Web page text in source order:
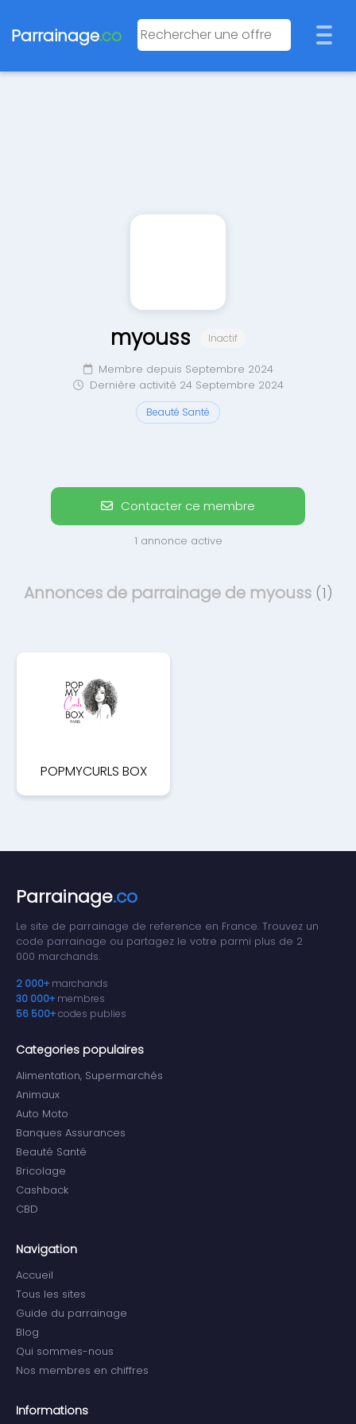
Parrainage.co
myouss Inactif
Membre depuis Septembre 2024
Dernière activité 24 Septembre 2024
Beauté Santé
Contacter ce membre
1 annonce active
Annonces de parrainage de myouss (1)
POPMYCURLS BOX
Parrainage.co
Le site de parrainage de reference en France. Trouvez un
code parrainage ou partagez le votre parmi plus de 2
000 marchands.
2 000+ marchands
30 000+ membres
56 500+codes publies
Categories populaires
Alimentation, Supermarchés
Animaux
Auto Moto
Banques Assurances
Beauté Santé
Bricolage
Cashback
CBD
Navigation
Accueil
Tous les sites
Guide du parrainage
Blog
Qui sommes-nous
Nos membres en chiffres
Informations